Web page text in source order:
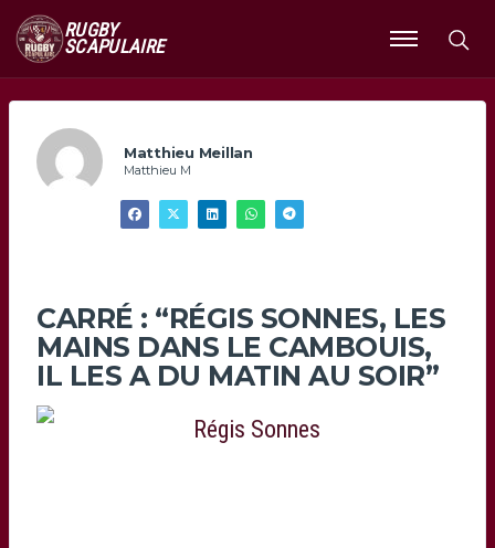
RUGBY
SCAPULAIRE
Ouvrir
le
Matthieu Meillan
Matthieu M
CARRÉ : “RÉGIS SONNES, LES
MAINS DANS LE CAMBOUIS,
IL LES A DU MATIN AU SOIR”